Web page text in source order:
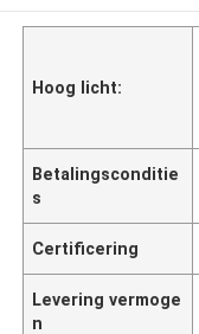
Hoog licht:
Betalingsconditie
s
Certificering
Levering vermoge
n